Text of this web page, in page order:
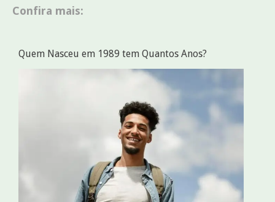
Confira mais:
Quem Nasceu em 1989 tem Quantos Anos?